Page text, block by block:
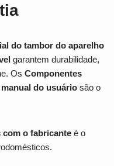
do tambor do aparelho
garantem durabilidade,
Os Componentes
do usuário são o
com o fabricante é o